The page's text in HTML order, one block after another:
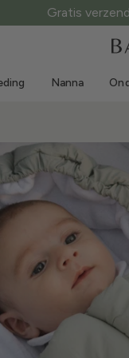
Gratis
Shorts en rokken
Rompertjes
Vestjes en jasjes
Jurkjes
Accessoires
Sokken
Nanna